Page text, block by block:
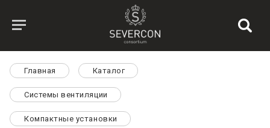
Главная Каталог
Системы вентиляции
Компактные установки